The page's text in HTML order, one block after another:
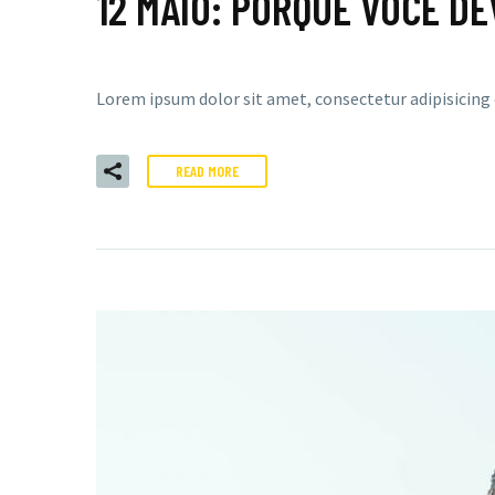
Lorem ipsum dolor sit amet, consectetur
READ MORE